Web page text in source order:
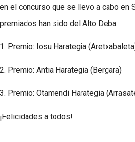
en el concurso que se llevo a cabo en
premiados han sido del Alto Deba:
1. Premio: Iosu Harategia
2. Premio: Antia Harategia (Bergara)
3. Premio: Otamendi Harategia
¡Felicidades a todos!